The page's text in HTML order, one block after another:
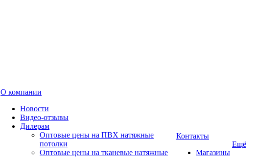
О компании
Новости
Видео-отзывы
Дилерам
Оптовые цены на ПВХ натяжные
потолки
Оптовые цены на тканевые натяжные
Контакты
Магазины
Ещё